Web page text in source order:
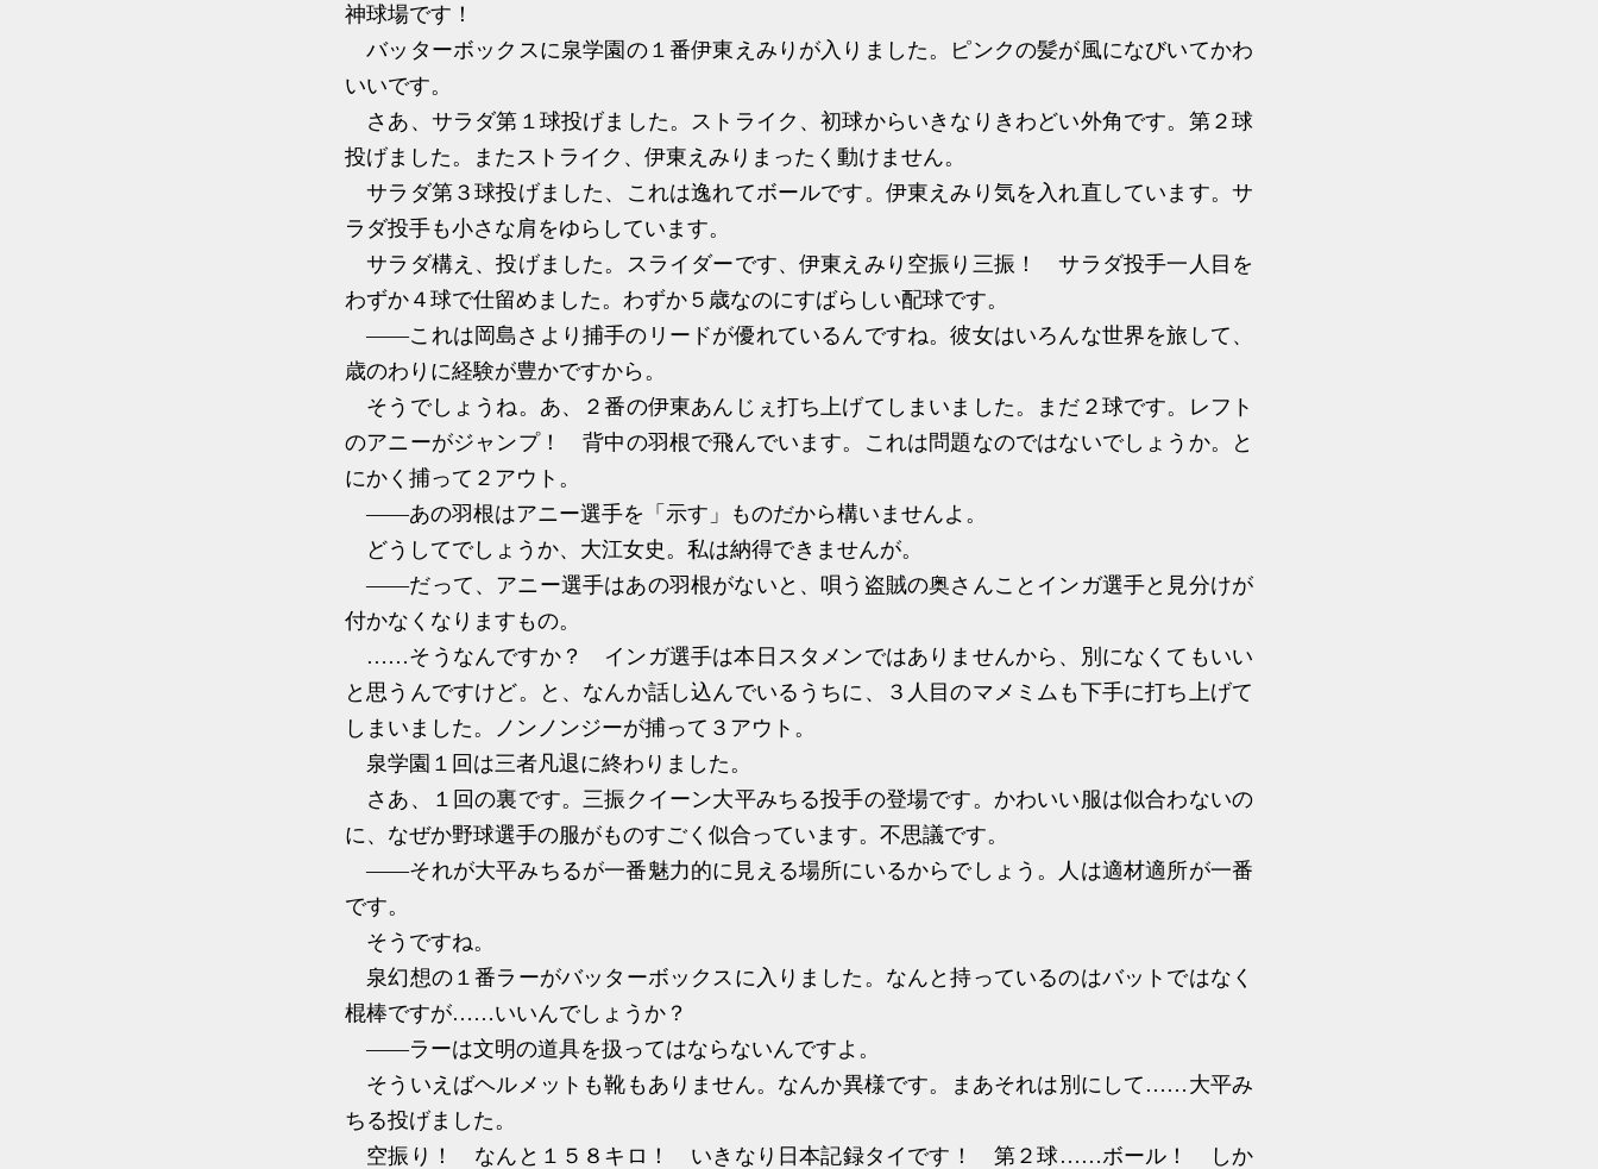
神球場です！
バッターボックスに泉学園の１番伊東えみりが入りました。ピンクの髪が風になびいてかわ
いいです。
さあ、サラダ第１球投げました。ストライク、初球からいきなりきわどい外角です。第２球
投げました。またストライク、伊東えみりまったく動けません。
サラダ第３球投げました、これは逸れてボールです。伊東えみり気を入れ直しています。サ
ラダ投手も小さな肩をゆらしています。
サラダ構え、投げました。スライダーです、伊東えみり空振り三振！ サラダ投手一人目を
わずか４球で仕留めました。わずか５歳なのにすばらしい配球です。
――これは岡島さより捕手のリードが優れているんですね。彼女はいろんな世界を旅して、
歳のわりに経験が豊かですから。
そうでしょうね。あ、２番の伊東あんじぇ打ち上げてしまいました。まだ２球です。レフト
のアニーがジャンプ！ 背中の羽根で飛んでいます。これは問題なのではないでしょうか。と
にかく捕って２アウト。
――あの羽根はアニー選手を「示す」ものだから構いませんよ。
どうしてでしょうか、大江女史。私は納得できませんが。
――だって、アニー選手はあの羽根がないと、唄う盗賊の奥さんことインガ選手と見分けが
付かなくなりますもの。
……そうなんですか？ インガ選手は本日スタメンではありませんから、別になくてもいい
と思うんですけど。と、なんか話し込んでいるうちに、３人目のマメミムも下手に打ち上げて
しまいました。ノンノンジーが捕って３アウト。
泉学園１回は三者凡退に終わりました。
さあ、１回の裏です。三振クイーン大平みちる投手の登場です。かわいい服は似合わないの
に、なぜか野球選手の服がものすごく似合っています。不思議です。
――それが大平みちるが一番魅力的に見える場所にいるからでしょう。人は適材適所が一番
です。
そうですね。
泉幻想の１番ラーがバッターボックスに入りました。なんと持っているのはバットではなく
棍棒ですが……いいんでしょうか？
――ラーは文明の道具を扱ってはならないんですよ。
そういえばヘルメットも靴もありません。なんか異様です。まあそれは別にして……大平み
ちる投げました。
空振り！ なんと１５８キロ！ いきなり日本記録タイです！ 第２球……ボール！ しか